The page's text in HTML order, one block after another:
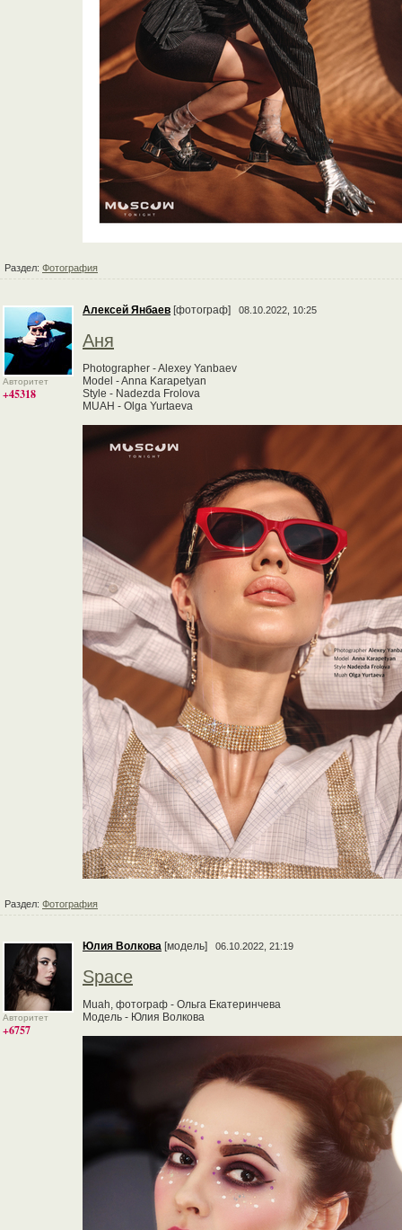
Раздел: Фотография
Авторитет
+45318
Алексей Янбаев [фотограф] 08.10.2022, 10:25
Аня
Photographer - Alexey Yanbaev
Model - Anna Karapetyan
Style - Nadezda Frolova
MUAH - Olga Yurtaeva
Раздел: Фотография
Авторитет
+6757
Юлия Волкова [модель] 06.10.2022, 21:19
Space
Muah, фотограф - Ольга Екатеринчева
Модель - Юлия Волкова